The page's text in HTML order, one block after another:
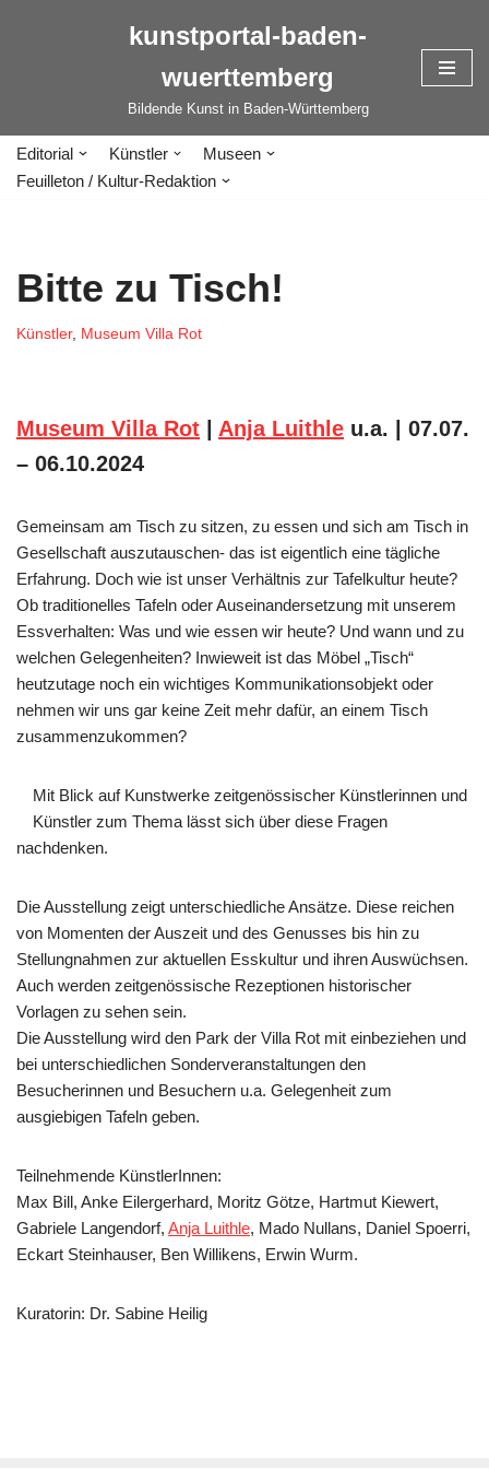
kunstportal-baden-
wuerttemberg
Bildende Kunst in Baden-Württemberg
Editorial Künstler
Museen
Feuilleton / Kultur-Redaktion
Bitte zu Tisch!
Künstler, Museum Villa Rot
Museum Villa Rot Anja Luithle u.a. | 07.07.
– 06.10.2024
Gemeinsam am Tisch zu sitzen, zu essen und sich am Tisch in
Gesellschaft auszutauschen- das ist eigentlich eine tägliche
Erfahrung. Doch wie ist unser Verhältnis zur Tafelkultur heute?
Ob traditionelles Tafeln oder Auseinandersetzung mit unserem
Essverhalten: Was und wie essen wir heute? Und wann und zu
welchen Gelegenheiten? Inwieweit ist das Möbel „Tisch“
heutzutage noch ein wichtiges Kommunikationsobjekt oder
nehmen wir uns gar keine Zeit mehr dafür, an einem Tisch
zusammenzukommen?
Mit Blick auf Kunstwerke zeitgenössischer Künstlerinnen und
Künstler zum Thema lässt sich über diese Fragen
nachdenken.
Die Ausstellung zeigt unterschiedliche Ansätze. Diese reichen
von Momenten der Auszeit und des Genusses bis hin zu
Stellungnahmen zur aktuellen Esskultur und ihren Auswüchsen.
Auch werden zeitgenössische Rezeptionen historischer
Vorlagen zu sehen sein.
Die Ausstellung wird den Park der Villa Rot mit einbeziehen und
bei unterschiedlichen Sonderveranstaltungen den
Besucherinnen und Besuchern u.a. Gelegenheit zum
ausgiebigen Tafeln geben.
Teilnehmende KünstlerInnen:
Max Bill, Anke Eilergerhard, Moritz Götze, Hartmut Kiewert,
Gabriele Langendorf, Anja Luithle, Mado Nullans, Daniel Spoerri,
Eckart Steinhauser, Ben Willikens, Erwin Wurm.
Kuratorin: Dr. Sabine Heilig